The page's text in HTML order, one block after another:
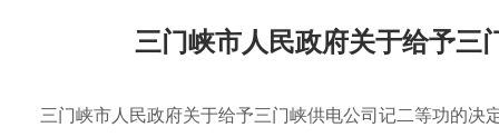
三门峡市人民政府关于给予三
三门峡市人民政府关于给予三门峡供电公司记二等功的